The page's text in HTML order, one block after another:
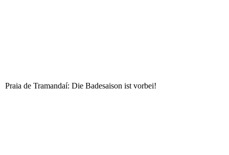
Praia de Tramandaí: Die Badesaison ist vorbei!